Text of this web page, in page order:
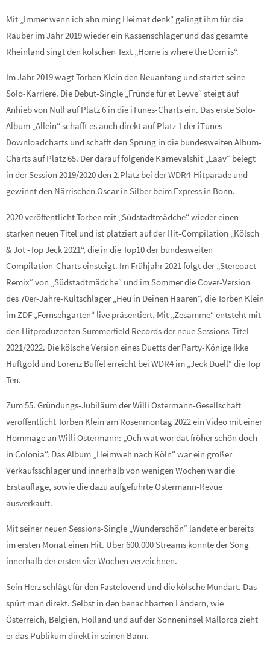
Mit „Immer wenn ich ahn ming Heimat denk“ gelingt ihm für die
Räuber im Jahr 2019 wieder ein Kassenschlager und das gesamte
Rheinland singt den kölschen Text „Home is where the Dom is“.
Im Jahr 2019 wagt Torben Klein den Neuanfang und startet seine
Solo-Karriere. Die Debut-Single „Fründe für et Levve“ steigt auf
Anhieb von Null auf Platz 6 in die iTunes-Charts ein. Das erste Solo-
Album „Allein“ schafft es auch direkt auf Platz 1 der iTunes-
Downloadcharts und schafft den Sprung in die bundesweiten Album-
Charts auf Platz 65. Der darauf folgende Karnevalshit „Lääv“ belegt
in der Session 2019/2020 den 2.Platz bei der WDR4-Hitparade und
gewinnt den Närrischen Oscar in Silber beim Express in Bonn.
2020 veröffentlicht Torben mit „Südstadtmädche“ wieder einen
starken neuen Titel und ist platziert auf der Hit-Compilation „Kölsch
& Jot -Top Jeck 2021“, die in die Top10 der bundesweiten
Compilation-Charts einsteigt. Im Frühjahr 2021 folgt der „Stereoact-
Remix“ von „Südstadtmädche“ und im Sommer die Cover-Version
des 70er-Jahre-Kultschlager „Heu in Deinen Haaren“, die Torben Klein
im ZDF „Fernsehgarten“ live präsentiert. Mit „Zesamme“ entsteht mit
den Hitproduzenten Summerfield Records der neue Sessions-Titel
2021/2022. Die kölsche Version eines Duetts der Party-Könige Ikke
Hüftgold und Lorenz Büffel erreicht bei WDR4 im „Jeck Duell“ die Top
Ten.
Zum 55. Gründungs-Jubiläum der Willi Ostermann-Gesellschaft
veröffentlicht Torben Klein am Rosenmontag 2022 ein Video mit einer
Hommage an Willi Ostermann: „Och wat wor dat fröher schön doch
in Colonia“. Das Album „Heimweh nach Köln“ war ein großer
Verkaufsschlager und innerhalb von wenigen Wochen war die
Erstauflage, sowie die dazu aufgeführte Ostermann-Revue
ausverkauft.
Mit seiner neuen Sessions-Single „Wunderschön“ landete er bereits
im ersten Monat einen Hit. Über 600.000 Streams konnte der Song
innerhalb der ersten vier Wochen verzeichnen.
Sein Herz schlägt für den Fastelovend und die kölsche Mundart. Das
spürt man direkt. Selbst in den benachbarten Ländern, wie
Österreich, Belgien, Holland und auf der Sonneninsel Mallorca zieht
er das Publikum direkt in seinen Bann.